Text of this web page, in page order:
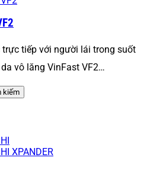
tiếp với người lái trong suốt
vô lăng VinFast VF2…
kiếm
XPANDER